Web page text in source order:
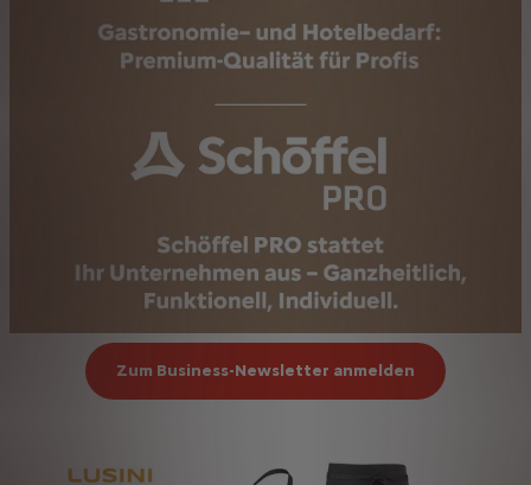
Zum Business-Newsletter anmelden